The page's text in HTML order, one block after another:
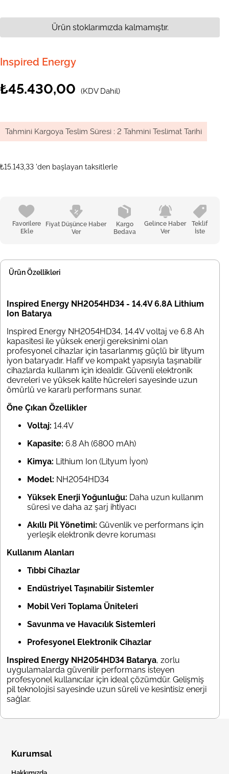
Inspired Energy
₺45.430,00 (KDV Dahil)
Tahmini Kargoya Teslim Süresi : 2 Tahmini Teslimat Tarihi
₺15.143,33 'den başlayan taksitlerle
Favorilere
Ekle
Fiyat Düşünce Haber
Ver
Kargo
Bedava
Gelince Haber
Ver
Teklif
İste
Ürün stoklarımızda kalmamıştır.
Ürün Özellikleri
Inspired Energy NH2054HD34 - 14.4V 6.8A Lithium
Ion Batarya
Inspired Energy NH2054HD34, 14.4V voltaj ve 6.8 Ah
kapasitesi ile yüksek enerji gereksinimi olan
profesyonel cihazlar için tasarlanmış güçlü bir lityum
iyon bataryadır. Hafif ve kompakt yapısıyla taşınabilir
cihazlarda kullanım için idealdir. Güvenli elektronik
devreleri ve yüksek kalite hücreleri sayesinde uzun
ömürlü ve kararlı performans sunar.
Öne Çıkan Özellikler
Voltaj: 14.4V
Kapasite: 6.8 Ah (6800 mAh)
Kimya: Lithium Ion (Lityum İyon)
Model: NH2054HD34
Yüksek Enerji Yoğunluğu: Daha uzun kullanım
süresi ve daha az şarj ihtiyacı
Akıllı Pil Yönetimi: Güvenlik ve performans için
yerleşik elektronik devre koruması
Kullanım Alanları
Tıbbi Cihazlar
Endüstriyel Taşınabilir Sistemler
Mobil Veri Toplama Üniteleri
Savunma ve Havacılık Sistemleri
Profesyonel Elektronik Cihazlar
Inspired Energy NH2054HD34 Batarya, zorlu
uygulamalarda güvenilir performans isteyen
profesyonel kullanıcılar için ideal çözümdür. Gelişmiş
pil teknolojisi sayesinde uzun süreli ve kesintisiz enerji
sağlar.
Kurumsal